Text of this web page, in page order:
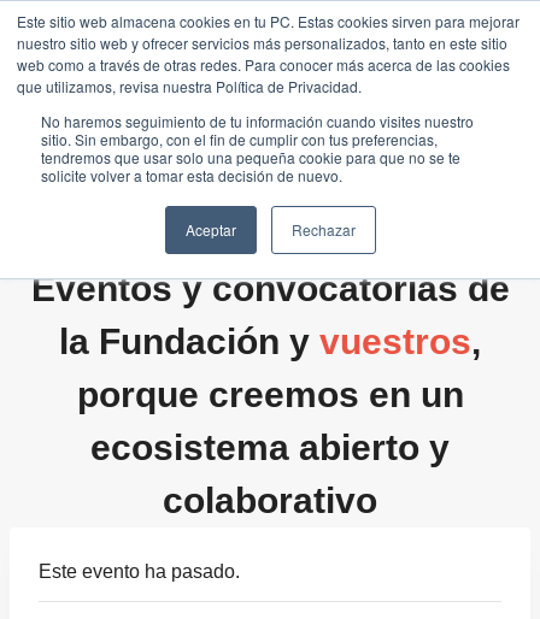
Este sitio web almacena cookies en tu PC. Estas cookies sirven para mejorar
nuestro sitio web y ofrecer servicios más personalizados, tanto en este sitio
web como a través de otras redes. Para conocer más acerca de las cookies
que utilizamos, revisa nuestra Política de Privacidad.
No haremos seguimiento de tu información cuando visites nuestro
sitio. Sin embargo, con el fin de cumplir con tus preferencias,
tendremos que usar solo una pequeña cookie para que no se te
solicite volver a tomar esta decisión de nuevo.
Aceptar Rechazar
Saltar
contenido
Eventos y convocatorias de
la Fundación y vuestros,
porque creemos en un
ecosistema abierto y
colaborativo
Este evento ha pasado.
Traducir »